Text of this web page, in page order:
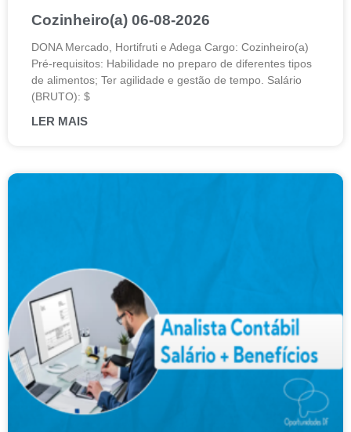
Cozinheiro(a) 06-08-2026
DONA Mercado, Hortifruti e Adega Cargo: Cozinheiro(a)
Pré-requisitos: Habilidade no preparo de diferentes tipos
de alimentos; Ter agilidade e gestão de tempo. Salário
(BRUTO): $
LER MAIS